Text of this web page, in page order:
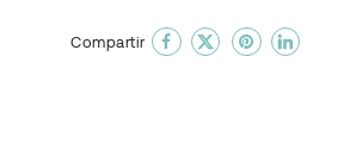
Compartir